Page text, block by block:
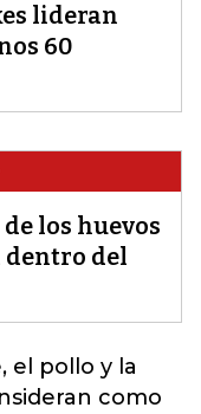
lideran
60
los huevos
dentro del
el pollo y la
como